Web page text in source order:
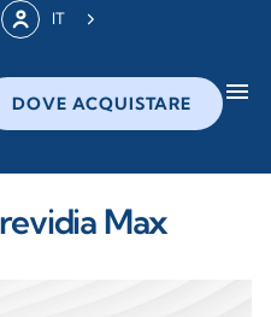
IT
DOVE ACQUISTARE menu
Max